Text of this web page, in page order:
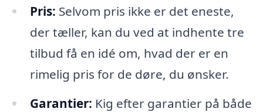
Pris: Selvom pris ikke er det eneste,
der tæller, kan du ved at indhente tre
tilbud få en idé om, hvad der er en
rimelig pris for de døre, du ønsker.
Garantier: Kig efter garantier på både